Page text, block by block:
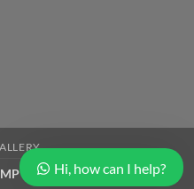
Cargo Express
Hi, how can I help?